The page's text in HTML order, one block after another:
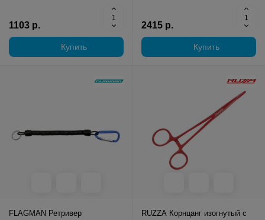
1103 р.
Купить
2415 р.
Купить
FLAGMAN Ретривер
RUZZA Корнцанг изогнутый с